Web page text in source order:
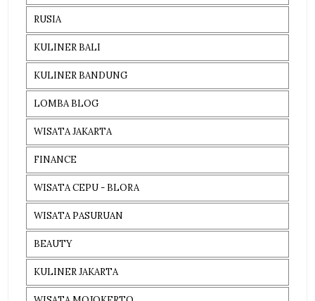
RUSIA
KULINER BALI
KULINER BANDUNG
LOMBA BLOG
WISATA JAKARTA
FINANCE
WISATA CEPU - BLORA
WISATA PASURUAN
BEAUTY
KULINER JAKARTA